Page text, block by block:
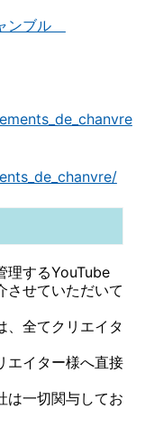
ンブル
理するYouTube
させていただいて
、全てクリエイタ
エイター様へ直接
は一切関与してお